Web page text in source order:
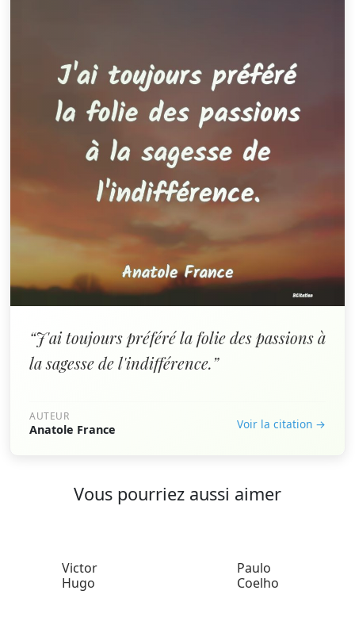
“J'ai toujours préféré la folie des passions à
la sagesse de l'indifférence.”
AUTEUR
Anatole France Voir la citation →
Vous pourriez aussi aimer
Victor
Hugo
Paulo
Coelho